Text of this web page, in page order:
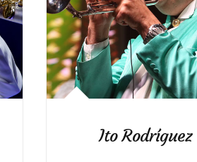
Ito Rodríguez